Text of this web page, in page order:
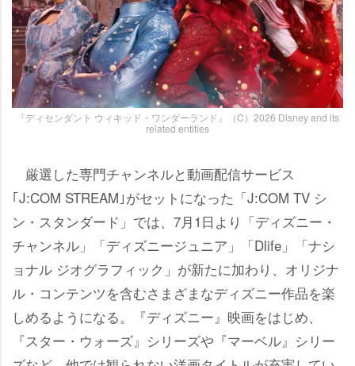
『ディセンダント ウィキッド・ワンダーランド』（C）2026 Disney and its
related entities
厳選した専門チャンネルと動画配信サービス
｢J:COM STREAM｣がセットになった「J:COM TV シ
ン・スタンダード」では、7月1日より「ディズニー・
チャンネル」「ディズニージュニア」「Dlife」「ナシ
ョナル ジオグラフィック」が新たに加わり、オリジナ
ル・コンテンツを含むさまざまなディズニー作品を楽
しめるようになる。『ディズニー』映画をはじめ、
『スター・ウォーズ』シリーズや『マーベル』シリー